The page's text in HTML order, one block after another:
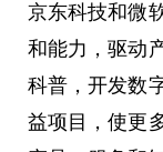
京东科技和微
和能力，驱动
科普，开发数
益项目，使更